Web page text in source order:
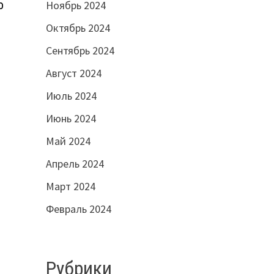
Ноябрь 2024
Октябрь 2024
Сентябрь 2024
Август 2024
Июль 2024
Июнь 2024
Май 2024
Апрель 2024
Март 2024
Февраль 2024
Рубрики